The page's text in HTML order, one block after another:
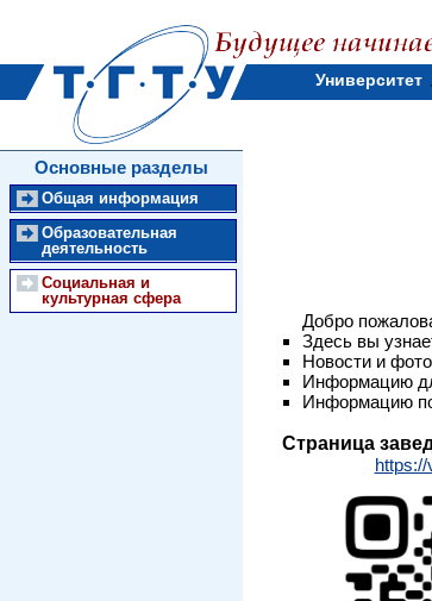
Университет
Основные разделы
Общая информация
Образовательная
деятельность
Социальная и
культурная сфера
Добро
Здесь вы
Новости и
Информацию
Информацию по
Страница